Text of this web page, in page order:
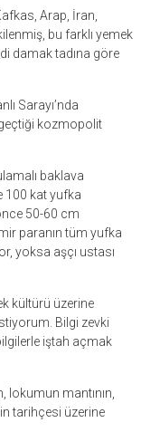
Arap, İran,
bu farklı yemek
damak tadına göre
Sarayı’nda
geçtiği kozmopolit
baklava
100 kat yufka
50-60 cm
paranın tüm yufka
yoksa aşçı ustası
kültürü üzerine
Bilgi zevki
iştah açmak
lokumun mantının,
tarihçesi üzerine